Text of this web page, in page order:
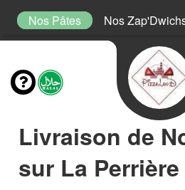
Nos Pâtes Nos
Livraison de
sur La Perrière